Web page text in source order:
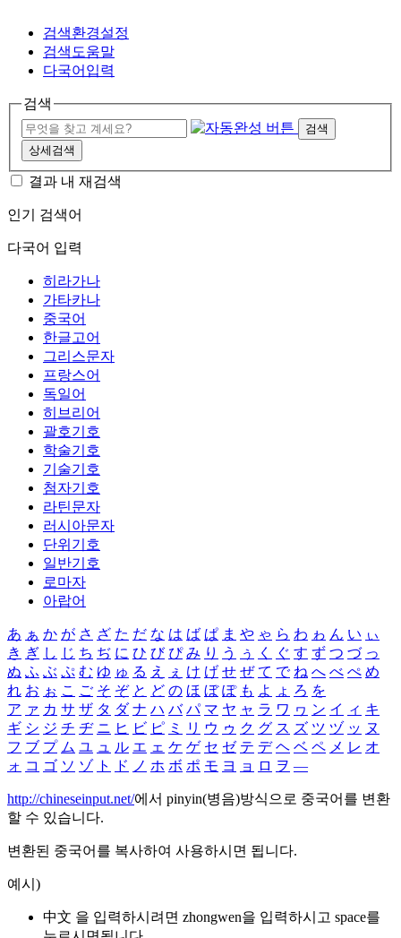
검색환경설정
검색도움말
다국어입력
검색
검색
상세검색
결과 내 재검색
인기 검색어
다국어 입력
히라가나
가타카나
중국어
한글고어
그리스문자
프랑스어
독일어
히브리어
괄호기호
학술기호
기술기호
첨자기호
라틴문자
러시아문자
단위기호
일반기호
로마자
아랍어
あ ぁ か が さ ざ た だ な は ば ぱ ま や ゃ ら わ ゎ ん い ぃ
き ぎ し じ ち ぢ に ひ び ぴ み り う ぅ く ぐ す ず つ づ っ
ぬ ふ ぶ ぷ む ゆ ゅ る え ぇ け げ せ ぜ て で ね へ べ ぺ め
れ お ぉ こ ご そ ぞ と ど の ほ ぼ ぽ も よ ょ ろ を
ア ァ カ サ ザ タ ダ ナ ハ バ パ マ ヤ ャ ラ ワ ヮ ン イ ィ キ
ギ シ ジ チ ヂ ニ ヒ ビ ピ ミ リ ウ ゥ ク グ ス ズ ツ ヅ ッ ヌ
フ ブ プ ム ユ ュ ル エ ェ ケ ゲ セ ゼ テ デ ヘ ベ ペ メ レ オ
ォ コ ゴ ソ ゾ ト ド ノ ホ ボ ポ モ ヨ ョ ロ ヲ ―
http://chineseinput.net/에서 pinyin(병음)방식으로 중국어를 변환
할 수 있습니다.
변환된 중국어를 복사하여 사용하시면 됩니다.
예시)
中文 을 입력하시려면 zhongwen을 입력하시고 space를